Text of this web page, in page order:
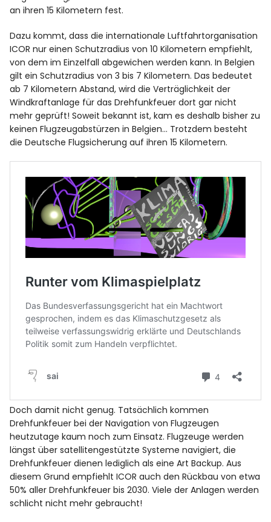
an ihren 15 Kilometern fest.
Dazu kommt, dass die internationale Luftfahrtorganisation
ICOR nur einen Schutzradius von 10 Kilometern empfiehlt,
von dem im Einzelfall abgewichen werden kann. In Belgien
gilt ein Schutzradius von 3 bis 7 Kilometern. Das bedeutet
ab 7 Kilometern Abstand, wird die Verträglichkeit der
Windkraftanlage für das Drehfunkfeuer dort gar nicht
mehr geprüft! Soweit bekannt ist, kam es deshalb bisher zu
keinen Flugzeugabstürzen in Belgien… Trotzdem besteht
die Deutsche Flugsicherung auf ihren 15 Kilometern.
Doch damit nicht genug. Tatsächlich kommen
Drehfunkfeuer bei der Navigation von Flugzeugen
heutzutage kaum noch zum Einsatz. Flugzeuge werden
längst über satellitengestützte Systeme navigiert, die
Drehfunkfeuer dienen lediglich als eine Art Backup. Aus
diesem Grund empfiehlt ICOR auch den Rückbau von etwa
50% aller Drehfunkfeuer bis 2030. Viele der Anlagen werden
schlicht nicht mehr gebraucht!